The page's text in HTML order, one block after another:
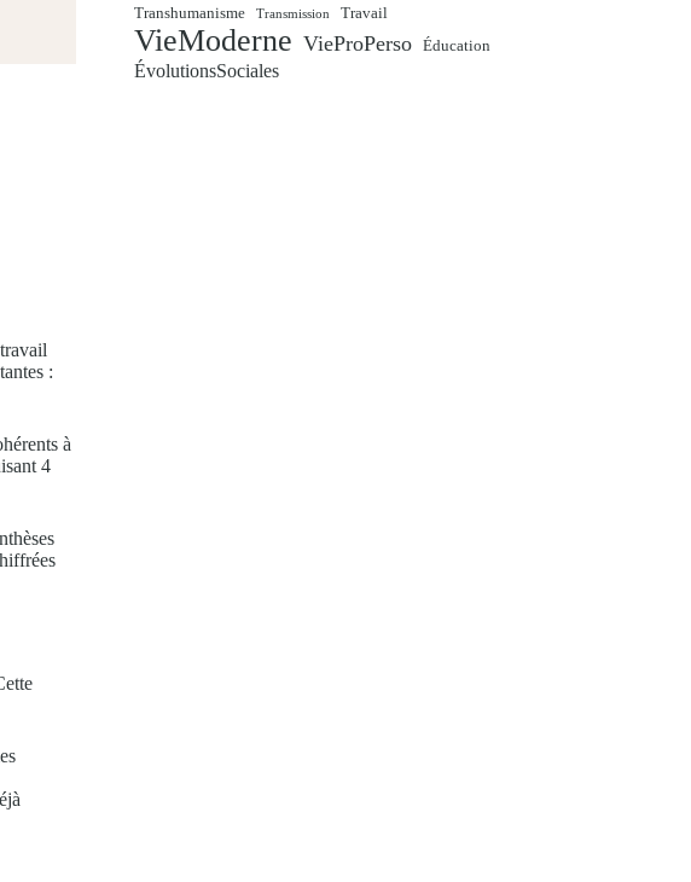
:
à
4
Transhumanisme Transmission Travail
VieModerne VieProPerso Éducation
ÉvolutionsSociales